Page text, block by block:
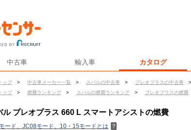
中古車 輸入車 カタログ
ップ > 中古車メーカー一覧 > スバルの中古車 > プレオプラスの中古車 >
ップ
> 燃費ランキング > スバルの燃費ランキング > プレオプラスの燃費
ル プレオプラス 660 L スマートアシストの燃費
ード、JC08モード、10・15モードとは ？